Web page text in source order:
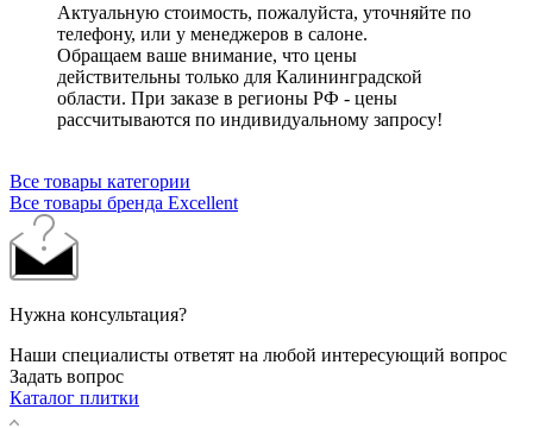
Актуальную стоимость, пожалуйста, уточняйте по
телефону, или у менеджеров в салоне.
Обращаем ваше внимание, что цены
действительны только для Калининградской
области. При заказе в регионы РФ - цены
рассчитываются по индивидуальному запросу!
Все товары категории
Все товары бренда Excellent
Нужна консультация?
Наши специалисты ответят на любой интересующий вопрос
Задать вопрос
Каталог плитки